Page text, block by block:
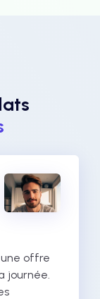
une offre
journée.